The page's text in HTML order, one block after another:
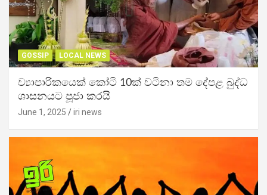
GOSSIP LOCAL NEWS
ව්‍යාපාරිකයෙක් කෝටි 10ක් වටිනා තම දේපළ බුද්ධ
ශාසනයට පූජා කරයි
June 1, 2025 iri news